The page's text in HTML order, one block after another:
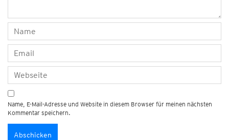
Name, E-Mail-Adresse und Website in diesem Browser für meinen nächsten
Kommentar speichern.